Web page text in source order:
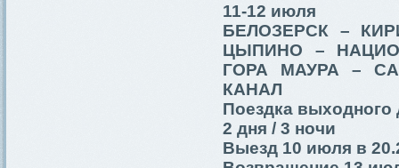
11-12 июля
БЕЛОЗЕРСК –
ЦЫПИНО –
ГОРА МАУРА –
КАНАЛ
Поездка выходного
2 дня / 3 ночи
Выезд 10 июля в